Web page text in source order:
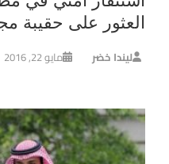
العثور على حقيبة
ليندا خضر مايو 22, 2016